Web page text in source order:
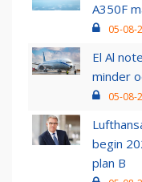
A350F
05-08-
El Al
minder
05-08-
begin
plan B